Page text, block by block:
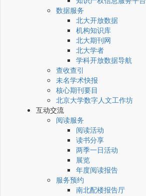
数据服务
北大开放数据
机构知识库
北大期刊网
北大学者
学科开放数据导航
查收查引
未名学术快报
核心期刊要目
北京大学数字人文工作坊
互动交流
阅读服务
阅读活动
读书分享
两季一日活动
展览
年度阅读报告
服务预约
南北配楼报告厅